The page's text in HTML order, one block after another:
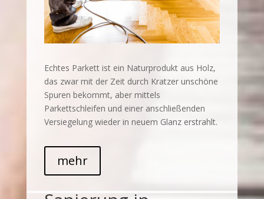
Echtes Parkett ist ein Naturprodukt aus Holz,
das zwar mit der Zeit durch Kratzer unschöne
Spuren bekommt, aber mittels
Parkettschleifen und einer anschließenden
Versiegelung wieder in neuem Glanz erstrahlt.
mehr